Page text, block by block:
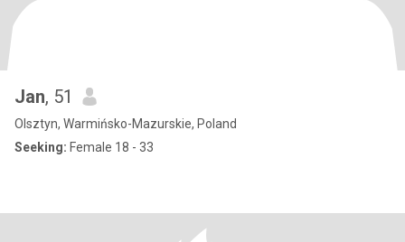
Jan, 51
Olsztyn, Warmińsko-Mazurskie, Poland
Seeking: Female 18 - 33